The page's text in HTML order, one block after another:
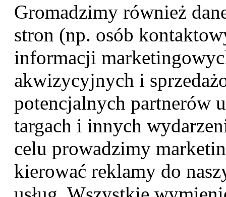
Gromadzimy również
stron (np. osób
informacji
akwizycyjnych i
potencjalnych partnerów
targach i innych
celu prowadzimy
kierować reklamy do